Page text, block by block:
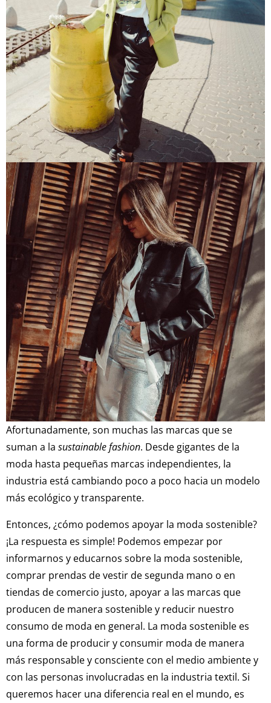
Afortunadamente, son muchas las marcas que se
suman a la sustainable fashion. Desde gigantes de la
moda hasta pequeñas marcas independientes, la
industria está cambiando poco a poco hacia un modelo
más ecológico y transparente.
Entonces, ¿cómo podemos apoyar la moda sostenible?
¡La respuesta es simple! Podemos empezar por
informarnos y educarnos sobre la moda sostenible,
comprar prendas de vestir de segunda mano o en
tiendas de comercio justo, apoyar a las marcas que
producen de manera sostenible y reducir nuestro
consumo de moda en general. La moda sostenible es
una forma de producir y consumir moda de manera
más responsable y consciente con el medio ambiente y
con las personas involucradas en la industria textil. Si
queremos hacer una diferencia real en el mundo, es